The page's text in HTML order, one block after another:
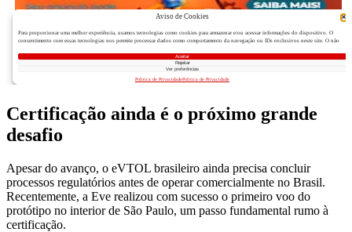
Certificação ainda é o próximo grande
desafio
Apesar do avanço, o eVTOL brasileiro ainda precisa concluir
processos regulatórios antes de operar comercialmente no Brasil.
Recentemente, a Eve realizou com sucesso o primeiro voo do
protótipo no interior de São Paulo, um passo fundamental rumo à
certificação.